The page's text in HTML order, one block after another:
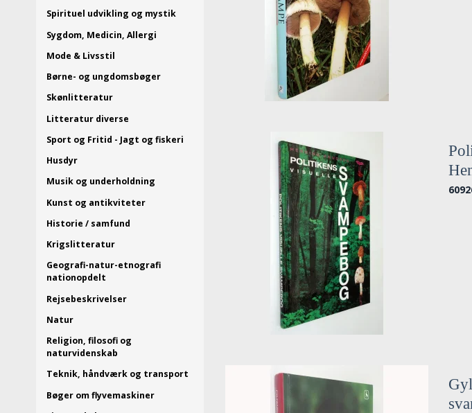
Spirituel udvikling og mystik
Sygdom, Medicin, Allergi
Mode & Livsstil
Børne- og ungdomsbøger
Skønlitteratur
Litteratur diverse
Sport og Fritid - Jagt og fiskeri
Husdyr
Musik og underholdning
Kunst og antikviteter
Historie / samfund
Krigslitteratur
Geografi-natur-etnografi
nationopdelt
Rejsebeskrivelser
Natur
Religion, filosofi og
naturvidenskab
Teknik, håndværk og transport
Bøger om flyvemaskiner